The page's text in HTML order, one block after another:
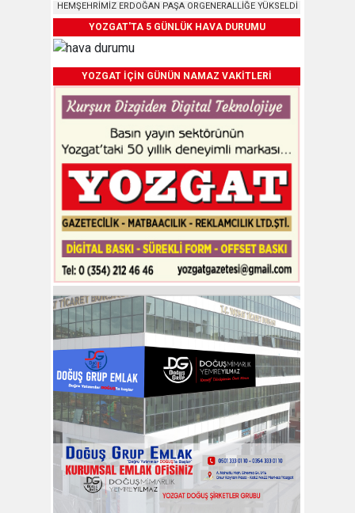
HEMŞEHRİMİZ ERDOĞAN PAŞA ORGENERALLİĞE YÜKSELDİ
YOZGAT'TA 5 GÜNLÜK HAVA DURUMU
YOZGAT İÇİN GÜNÜN NAMAZ VAKİTLERİ